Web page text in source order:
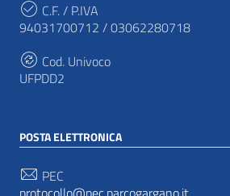
C.F. / P.IVA
94031700712 / 03062280718
Cod. Univoco
UFPDD2
POSTA ELETTRONICA
PEC